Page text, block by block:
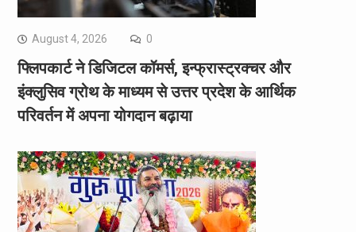
August 4, 2026 0
फ्लिपकार्ट ने डिजिटल कॉमर्स, इन्फ्रास्ट्रक्चर और
इंक्लुसिव ग्रोथ के माध्यम से उत्तर प्रदेश के आर्थिक
परिवर्तन में अपना योगदान बढ़ाया